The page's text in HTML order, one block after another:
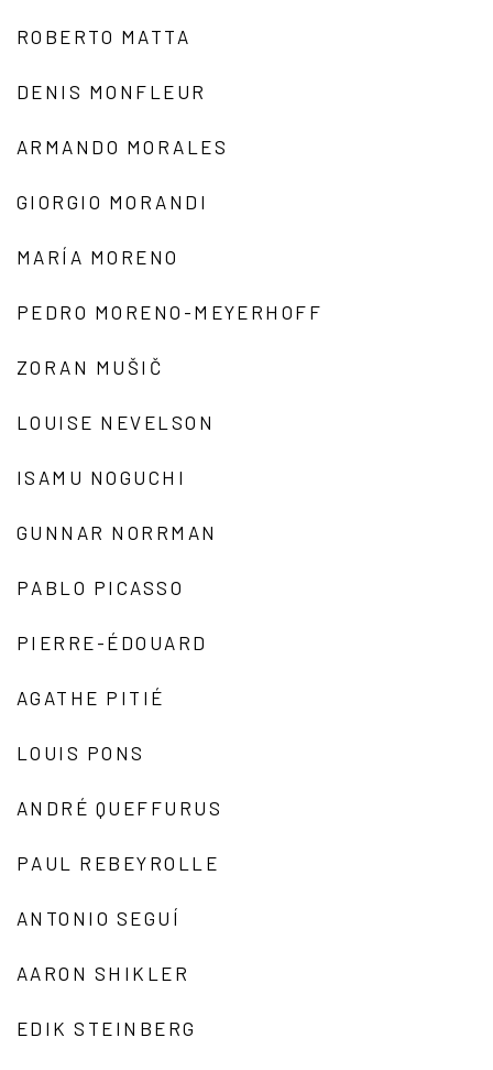
ROBERTO MATTA
DENIS MONFLEUR
ARMANDO MORALES
GIORGIO MORANDI
MARÍA MORENO
PEDRO MORENO-MEYERHOFF
ZORAN MUŠIČ
LOUISE NEVELSON
ISAMU NOGUCHI
GUNNAR NORRMAN
PABLO PICASSO
PIERRE-ÉDOUARD
AGATHE PITIÉ
LOUIS PONS
ANDRÉ QUEFFURUS
PAUL REBEYROLLE
ANTONIO SEGUÍ
AARON SHIKLER
EDIK STEINBERG